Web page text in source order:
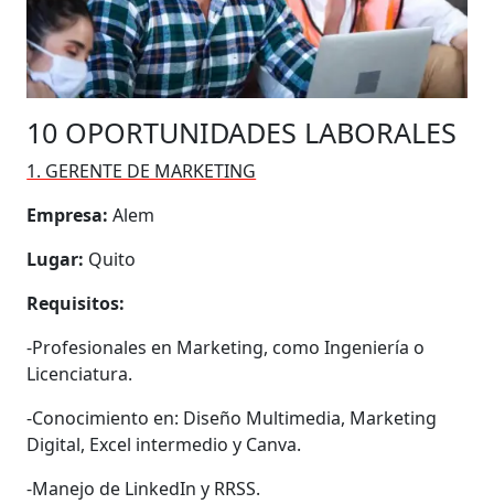
10 OPORTUNIDADES LABORALES
1. GERENTE DE MARKETING
Empresa:Alem
Lugar: Quito
Requisitos:
-Profesionales en Marketing, como Ingeniería o
Licenciatura.
-Conocimiento en: Diseño Multimedia, Marketing
Digital, Excel intermedio y Canva.
-Manejo de LinkedIn y RRSS.